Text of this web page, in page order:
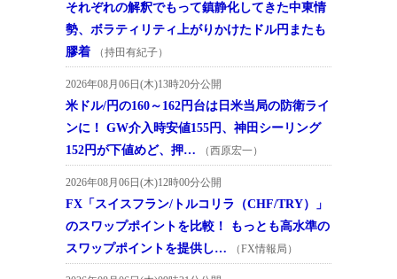
それぞれの解釈でもって鎮静化してきた中東情
勢、ボラティリティ上がりかけたドル円またも
膠着
（持田有紀子）
2026年08月06日(木)13時20分公開
米ドル/円の160～162円台は日米当局の防衛ライ
ンに！ GW介入時安値155円、神田シーリング
152円が下値めど、押…
（西原宏一）
2026年08月06日(木)12時00分公開
FX「スイスフラン/トルコリラ（CHF/TRY）」
のスワップポイントを比較！ もっとも高水準の
スワップポイントを提供し…
（FX情報局）